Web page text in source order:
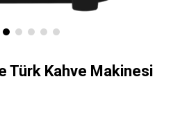
Türk Kahve Makinesi